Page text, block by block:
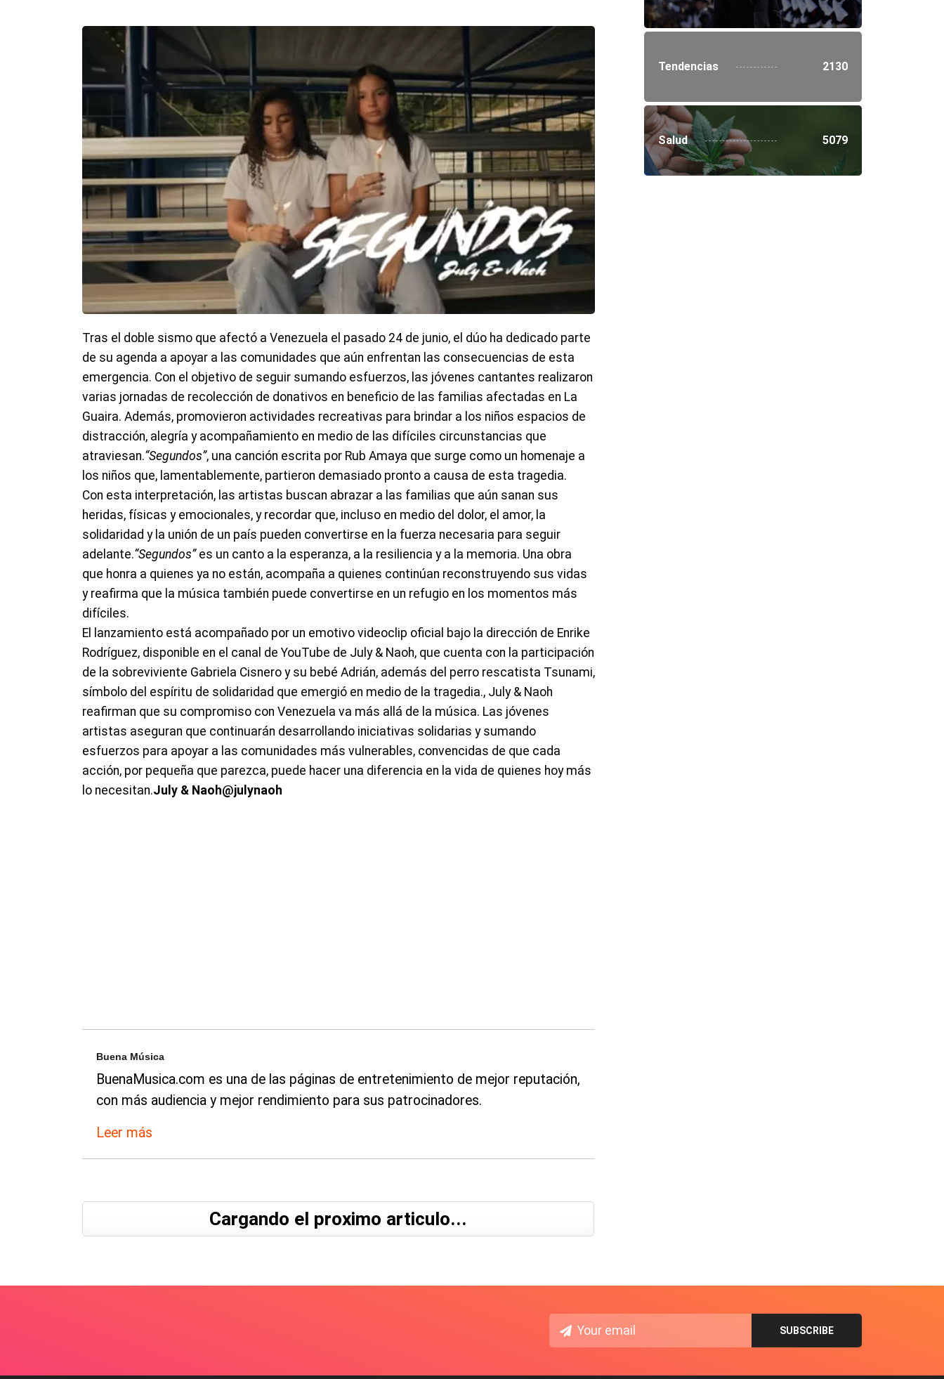
Tras el doble sismo que afectó a Venezuela el pasado 24 de junio, el dúo ha dedicado parte
de su agenda a apoyar a las comunidades que aún enfrentan las consecuencias de esta
emergencia. Con el objetivo de seguir sumando esfuerzos, las jóvenes cantantes realizaron
varias jornadas de recolección de donativos en beneficio de las familias afectadas en La
Guaira. Además, promovieron actividades recreativas para brindar a los niños espacios de
distracción, alegría y acompañamiento en medio de las difíciles circunstancias que
atraviesan.“Segundos”, una canción escrita por Rub Amaya que surge como un homenaje a
los niños que, lamentablemente, partieron demasiado pronto a causa de esta tragedia.
Con esta interpretación, las artistas buscan abrazar a las familias que aún sanan sus
heridas, físicas y emocionales, y recordar que, incluso en medio del dolor, el amor, la
solidaridad y la unión de un país pueden convertirse en la fuerza necesaria para seguir
adelante.“Segundos”es un canto a la esperanza, a la resiliencia y a la memoria. Una obra
que honra a quienes ya no están, acompaña a quienes continúan reconstruyendo sus vidas
y reafirma que la música también puede convertirse en un refugio en los momentos más
difíciles.
El lanzamiento está acompañado por un emotivo videoclip oficial bajo la dirección de Enrike
Rodríguez, disponible en el canal de YouTube de July & Naoh, que cuenta con la participación
de la sobreviviente Gabriela Cisnero y su bebé Adrián, además del perro rescatista Tsunami,
símbolo del espíritu de solidaridad que emergió en medio de la tragedia., July & Naoh
reafirman que su compromiso con Venezuela va más allá de la música. Las jóvenes
artistas aseguran que continuarán desarrollando iniciativas solidarias y sumando
esfuerzos para apoyar a las comunidades más vulnerables, convencidas de que cada
acción, por pequeña que parezca, puede hacer una diferencia en la vida de quienes hoy más
lo necesitan.July & Naoh@julynaoh
Buena Música
BuenaMusica.com es una de las páginas de entretenimiento de mejor reputación,
con más audiencia y mejor rendimiento para sus patrocinadores.
Leer más
Cargando el proximo articulo...
Tendencias 2130
Salud 5079